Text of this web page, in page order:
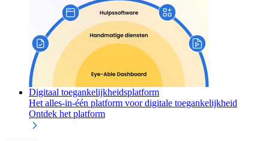
Digitaal toegankelijkheidsplatform
Het alles-in-één platform voor digitale toegankelijkheid
Ontdek het platform